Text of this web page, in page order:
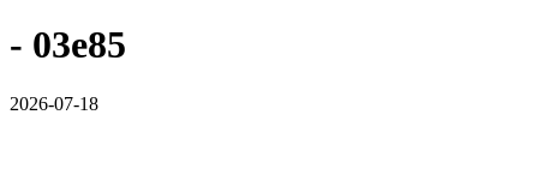
- 03e85
2026-07-18